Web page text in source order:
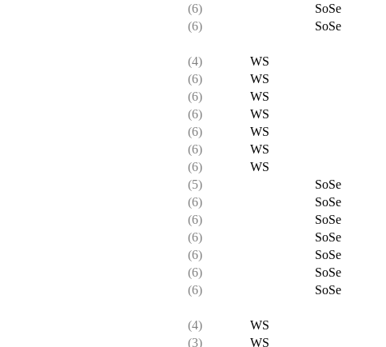
(6) SoSe
(6)
SoSe
(4) WS
(6) WS
(6) WS
(6) WS
(6) WS
(6) WS
(6) WS
(5) SoSe
(6) SoSe
(6) SoSe
(6) SoSe
(6) SoSe
(6) SoSe
(6)
SoSe
(4) WS
(3) WS